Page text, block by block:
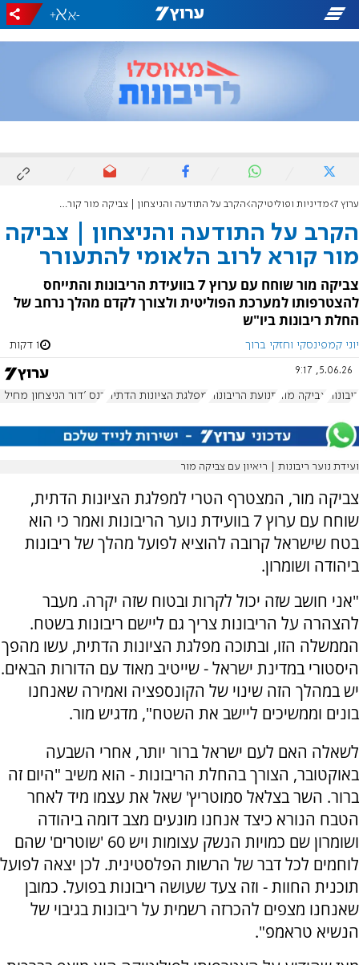
-
+
ערוץ 7 מדיניות ופוליטיקה הקרב על התודעה והניצחון | צביקה מור קורא לרוב הלאומי להתעורר
הקרב על התודעה והניצחון | צביקה
מור קורא לרוב הלאומי להתעורר
צביקה מור שוחח עם ערוץ 7 בוועידת הריבונות והתייחס
להצטרפותו למערכת הפוליטית ולצורך לקדם מהלך נרחב של
החלת ריבונות ביו"ש
יוני קמפינסקי וחזקי ברוך 1 דקות
5.06.26, 9:17
ריבונות צביקה מור תנועת הריבונות מפלגת הציונות הדתית כנס 'דור הניצחון מחיל
ועידת נוער ריבונות | ריאיון עם צביקה מור
צביקה מור, המצטרף הטרי למפלגת הציונות הדתית,
שוחח עם ערוץ 7 בוועידת נוער הריבונות ואמר כי הוא
בטח שישראל קרובה להוציא לפועל מהלך של ריבונות
ביהודה ושומרון.
"אני חושב שזה יכול לקרות ובטוח שזה יקרה. מעבר
להצהרה על הריבונות צריך גם ליישם ריבונות בשטח.
הממשלה הזו, ובתוכה מפלגת הציונות הדתית, עשו מהפך
היסטורי במדינת ישראל - שייטיב מאוד עם הדורות הבאים.
יש במהלך הזה שינוי של הקונספציה ואמירה שאנחנו
בונים וממשיכים ליישב את השטח", מדגיש מור.
לשאלה האם לעם ישראל ברור יותר, אחרי השבעה
באוקטובר, הצורך בהחלת הריבונות - הוא משיב "היום זה
ברור. השר בצלאל סמוטריץ' שאל את עצמו מיד לאחר
הטבח הנורא כיצד אנחנו מונעים מצב דומה ביהודה
ושומרון שם כמויות הנשק עצומות ויש 60 'שוטרים' שהם
לוחמים לכל דבר של הרשות הפלסטינית. לכן יצאה לפועל
תוכנית החוות - וזה צעד שעושה ריבונות בפועל. כמובן
שאנחנו מצפים להכרזה רשמית על ריבונות בגיבוי של
הנשיא טראמפ".